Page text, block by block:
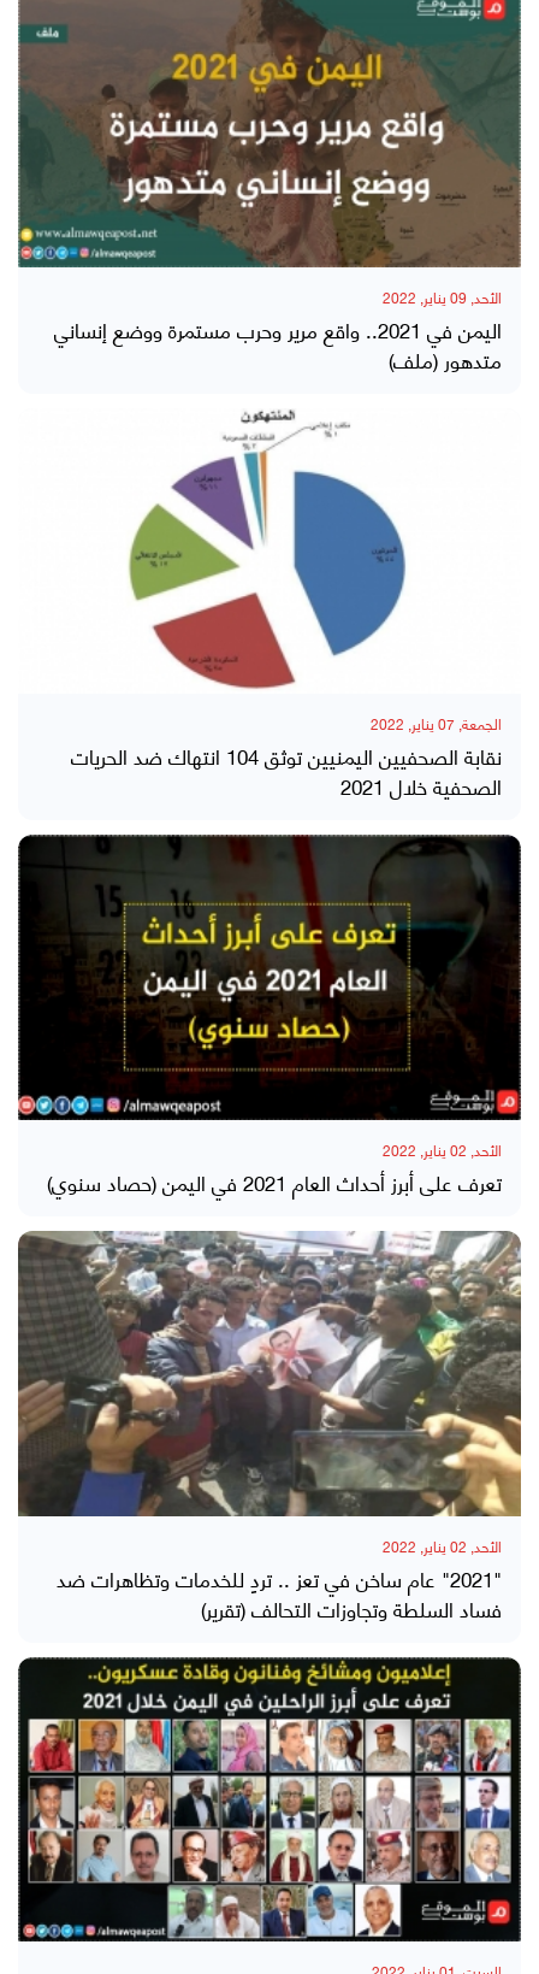
الأحد, 09 يناير, 2022
اليمن في 2021.. واقع مرير وحرب مستمرة ووضع إنساني
متدهور (ملف)
الجمعة, 07 يناير, 2022
نقابة الصحفيين اليمنيين توثق 104 انتهاك ضد الحريات
الصحفية خلال 2021
الأحد, 02 يناير, 2022
تعرف على أبرز أحداث العام 2021 في اليمن (حصاد سنوي)
الأحد, 02 يناير, 2022
"2021" عام ساخن في تعز .. تردٍ للخدمات وتظاهرات ضد
فساد السلطة وتجاوزات التحالف (تقرير)